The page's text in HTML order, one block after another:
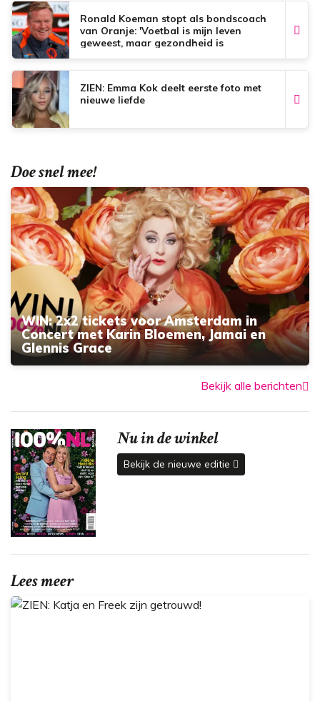
Ronald Koeman stopt als bondscoach
van Oranje: 'Voetbal is mijn leven
geweest, maar gezondheid is
ZIEN: Emma Kok deelt eerste foto met
nieuwe liefde
Doe snel mee!
WIN: 2x2 tickets voor Amsterdam in
Concert met Karin Bloemen, Jamai en
Glennis Grace
Bekijk alle berichten
Nu in de winkel
Bekijk de nieuwe editie
Lees meer